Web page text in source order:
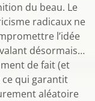
du beau. Le
radicaux ne
l’idée
désormais…
de fait (et
ce qui garantit
aléatoire